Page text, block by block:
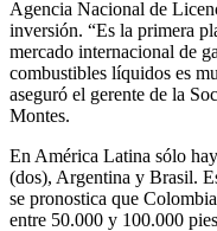
Agencia Nacional de
inversión. “Es la primera
mercado internacional de
combustibles líquidos es
aseguró el gerente de la
Montes.
En América Latina sólo
(dos), Argentina y Brasil.
se pronostica que
entre 50.000 y 100.000